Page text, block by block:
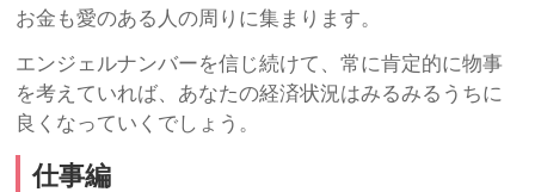
お金も愛のある人の周りに集まります。
エンジェルナンバーを信じ続けて、常に肯定的に物事
を考えていれば、あなたの経済状況はみるみるうちに
良くなっていくでしょう。
仕事編